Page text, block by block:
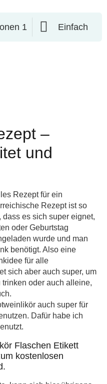
1 Einfach
–
und
Rezept für ein
Rezept ist so
es sich super eignet,
oder Geburtstag
wurde und man
benötigt. Also eine
für alle
sich aber auch super, um
oder auch alleine,
auch super für
Dafür habe ich
Flaschen Etikett
kostenlosen